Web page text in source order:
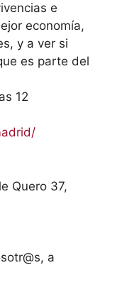
e
economía,
y a ver si
es parte del
12
Quero 37,
a